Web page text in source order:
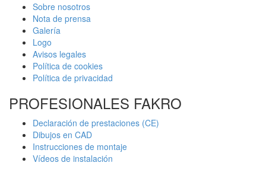
Sobre nosotros
Nota de prensa
Galería
Logo
Avisos legales
Política de cookies
Política de privacidad
PROFESIONALES FAKRO
Declaración de prestaciones (CE)
Dibujos en CAD
Instrucciones de montaje
Vídeos de instalación